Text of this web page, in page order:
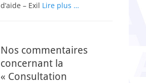
d’aide – Exil Lire plus …
Nos commentaires
concernant la
« Consultation